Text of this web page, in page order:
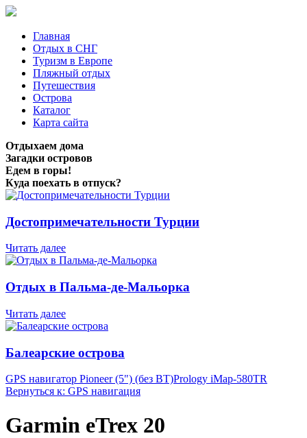
Главная
Отдых в СНГ
Туризм в Европе
Пляжный отдых
Путешествия
Острова
Каталог
Карта сайта
Отдыхаем дома
Загадки островов
Едем в горы!
Куда поехать в отпуск?
Достопримечательности Турции
Читать далее
Отдых в Пальма-де-Мальорка
Читать далее
Балеарские острова
GPS навигатор Pioneer (5") (без BT)Prology iMap-580TR
Вернуться к: GPS навигация
Garmin eTrex 20